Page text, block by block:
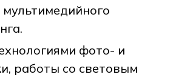
фото- и
работы со световым